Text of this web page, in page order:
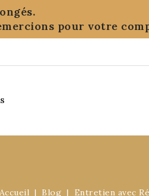
pour votre
Accueil Blog Entretien avec